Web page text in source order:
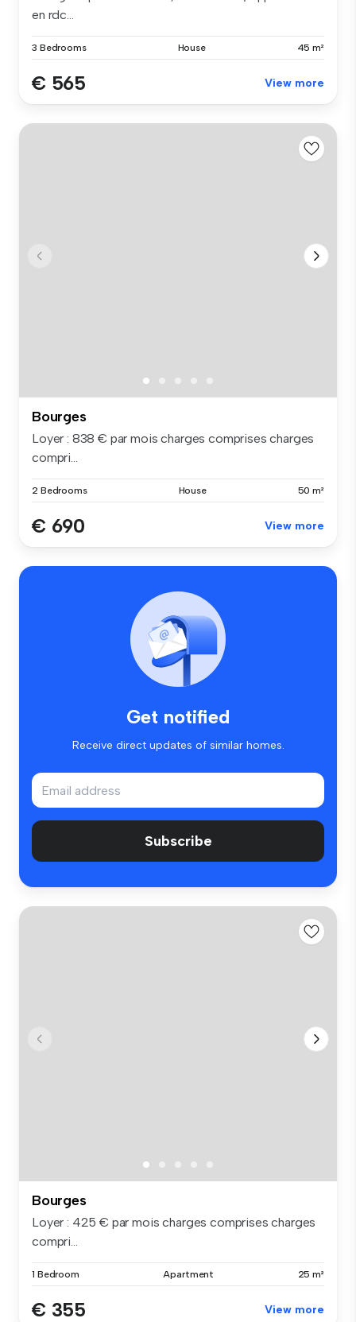
en rdc...
3 Bedrooms House 45 m²
€ 565 View more
Bourges
Loyer : 838 € par mois charges comprises charges
compri...
2 Bedrooms House 50 m²
€ 690 View more
Get notified
Receive direct updates of similar homes.
Subscribe
Bourges
Loyer : 425 € par mois charges comprises charges
compri...
1 Bedroom Apartment 25 m²
€ 355 View more